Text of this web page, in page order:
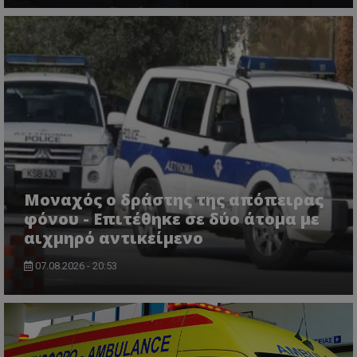
Μοναχός ο δράστης της απόπειρας
φόνου - Επιτέθηκε σε δύο άτομα με
αιχμηρό αντικείμενο
07.08.2026 - 20:53
VISITOR_PRIVACY_METADATA
YouTube
.youtube.com